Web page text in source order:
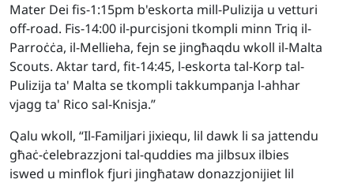
Mater Dei fis-1:15pm b'eskorta mill-Pulizija u vetturi
off-road. Fis-14:00 il-purcisjoni tkompli minn Triq il-
Parroċċa, il-Mellieha, fejn se jingħaqdu wkoll il-Malta
Scouts. Aktar tard, fit-14:45, l-eskorta tal-Korp tal-
Pulizija ta' Malta se tkompli takkumpanja l-ahhar
vjagg ta' Rico sal-Knisja.”
Qalu wkoll, “Il-Familjari jixiequ, lil dawk li sa jattendu
għaċ-ċelebrazzjoni tal-quddies ma jilbsux ilbies
iswed u minflok fjuri jingħataw donazzjonijiet lil